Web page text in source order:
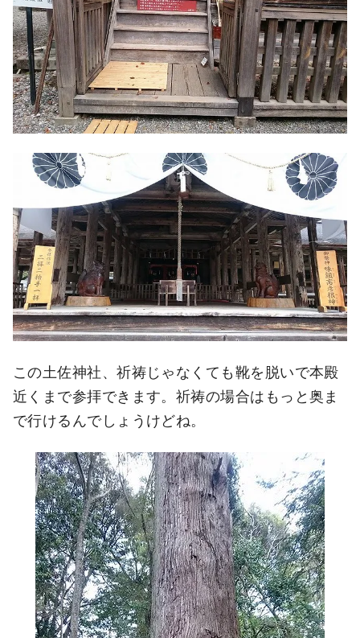
この土佐神社、祈祷じゃなくても靴を脱いで本殿
近くまで参拝できます。祈祷の場合はもっと奥ま
で行けるんでしょうけどね。